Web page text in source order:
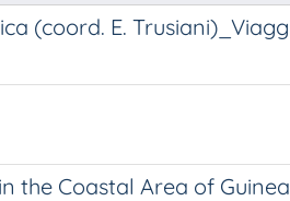
(coord. E.
the Coastal Area of